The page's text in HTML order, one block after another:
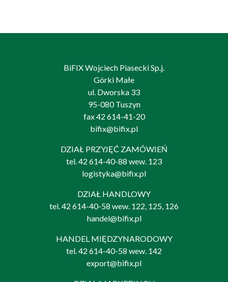
BiFIX Wojciech Piasecki Sp.j.
Górki Małe
ul. Dworska 33
95-080 Tuszyn
fax 42 614-41-20
bifix@bifix.pl
DZIAŁ PRZYJĘĆ ZAMÓWIEŃ
tel.42 614-40-88 wew. 123
logistyka@bifix.pl
DZIAŁ HANDLOWY
tel.42 614-40-58 wew. 122, 125, 126
handel@bifix.pl
HANDEL MIĘDZYNARODOWY
tel.42 614-40-58 wew. 142
export@bifix.pl